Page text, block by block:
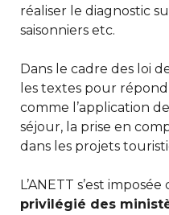
réaliser le diagnostic
saisonniers etc.
Dans le cadre des loi
les textes pour
comme l’application
séjour, la prise en
dans les projets
L’ANETT s’est
privilégié des